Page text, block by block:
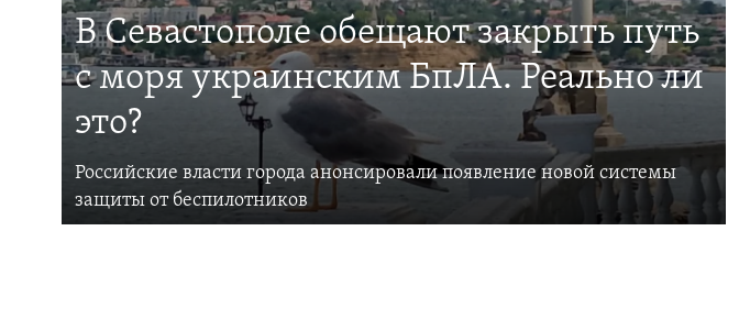
В Севастополе обещают закрыть путь
с моря украинским БпЛА. Реально ли
это?
Российские власти города анонсировали появление новой системы
защиты от беспилотников